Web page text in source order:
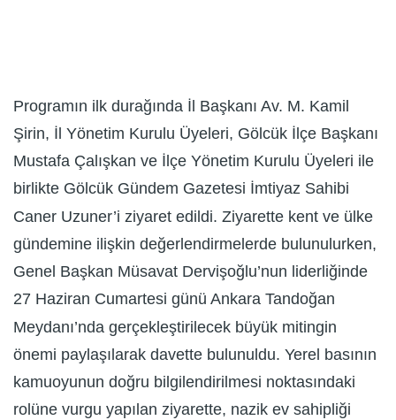
Programın ilk durağında İl Başkanı Av. M. Kamil
Şirin, İl Yönetim Kurulu Üyeleri, Gölcük İlçe Başkanı
Mustafa Çalışkan ve İlçe Yönetim Kurulu Üyeleri ile
birlikte Gölcük Gündem Gazetesi İmtiyaz Sahibi
Caner Uzuner’i ziyaret edildi. Ziyarette kent ve ülke
gündemine ilişkin değerlendirmelerde bulunulurken,
Genel Başkan Müsavat Dervişoğlu’nun liderliğinde
27 Haziran Cumartesi günü Ankara Tandoğan
Meydanı’nda gerçekleştirilecek büyük mitingin
önemi paylaşılarak davette bulunuldu. Yerel basının
kamuoyunun doğru bilgilendirilmesi noktasındaki
rolüne vurgu yapılan ziyarette, nazik ev sahipliği